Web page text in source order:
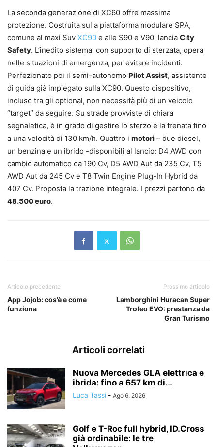
La seconda generazione di XC60 offre massima
protezione. Costruita sulla piattaforma modulare SPA,
comune al maxi Suv XC90 e alle S90 e V90, lancia City
Safety. L’inedito sistema, con supporto di sterzata, opera
nelle situazioni di emergenza, per evitare incidenti.
Perfezionato poi il semi-autonomo Pilot Assist, assistente
di guida già impiegato sulla XC90. Questo dispositivo,
incluso tra gli optional, non necessità più di un veicolo
“target” da seguire. Su strade provviste di chiara
segnaletica, è in grado di gestire lo sterzo e la frenata fino
a una velocità di 130 km/h. Quattro i motori – due diesel,
un benzina e un ibrido -disponibili al lancio: D4 AWD con
cambio automatico da 190 Cv, D5 AWD Aut da 235 Cv, T5
AWD Aut da 245 Cv e T8 Twin Engine Plug-In Hybrid da
407 Cv. Proposta la trazione integrale. I prezzi partono da
48.500 euro.
Articolo precedente
App Jojob: cos’è e come
funziona
Prossimo articolo
Lamborghini Huracan Super
Trofeo EVO: prestanza da
Gran Turismo
Articoli correlati
Nuova Mercedes GLA elettrica e
ibrida: fino a 657 km di...
Luca Tassi - Ago 6, 2026
Golf e T-Roc full hybrid, ID.Cross
già ordinabile: le tre